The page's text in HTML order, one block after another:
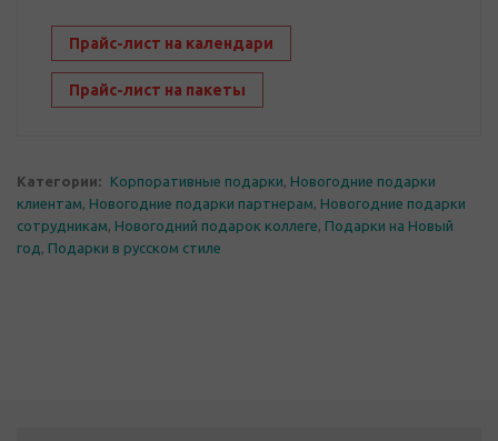
Прайс-лист на календари
Прайс-лист на пакеты
Категории: Корпоративные подарки, Новогодние подарки
клиентам, Новогодние подарки партнерам, Новогодние подарки
сотрудникам, Новогодний подарок коллеге, Подарки на Новый
год , Подарки в русском стиле